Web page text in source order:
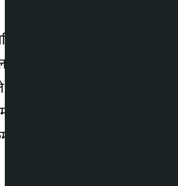
ट्रयाक खुलाउनुपर्ने छ ।
२०० किलोमिटरमध्ये ९४
छ । वि.सं २०६६ मा
महत्वपूर्ण करिडोर
भएकामा चालु